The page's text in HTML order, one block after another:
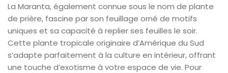
La Maranta, également connue sous le nom de plante
de prière, fascine par son feuillage orné de motifs
uniques et sa capacité à replier ses feuilles le soir.
Cette plante tropicale originaire d’Amérique du Sud
s’adapte parfaitement à la culture en intérieur, offrant
une touche d’exotisme à votre espace de vie. Pour